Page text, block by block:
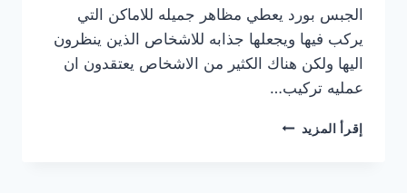
الجبس بورد يعطي مظاهر جميله للاماكن التي
يركب فيها ويجعلها جذابه للاشخاص الذين ينظرون
اليها ولكن هناك الكثير من الاشخاص يعتقدون ان
عمليه تركيب…
إقرأ المزيد تركيب